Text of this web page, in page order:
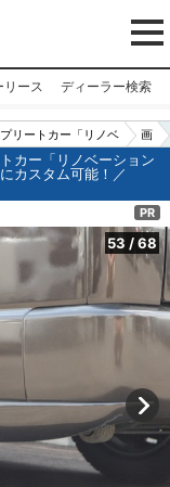
リース ディーラー検索
リートカー「リノベ
ドで自分好みにカス
画
像
o.
5
3
カー「リノベーション
カスタム可能！／
PR
53 /68